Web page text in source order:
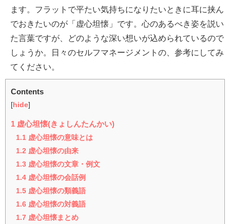
ます。フラットで平たい気持ちになりたいときに耳に挟ん
でおきたいのが「虚心坦懐」です。心のあるべき姿を説い
た言葉ですが、どのような深い想いが込められているので
しょうか。日々のセルフマネージメントの、参考にしてみ
てください。
Contents
[ hide]
1 虚心坦懐(きょしんたんかい)
1.1 虚心坦懐の意味とは
1.2 虚心坦懐の由来
1.3 虚心坦懐の文章・例文
1.4 虚心坦懐の会話例
1.5 虚心坦懐の類義語
1.6 虚心坦懐の対義語
1.7 虚心坦懐まとめ